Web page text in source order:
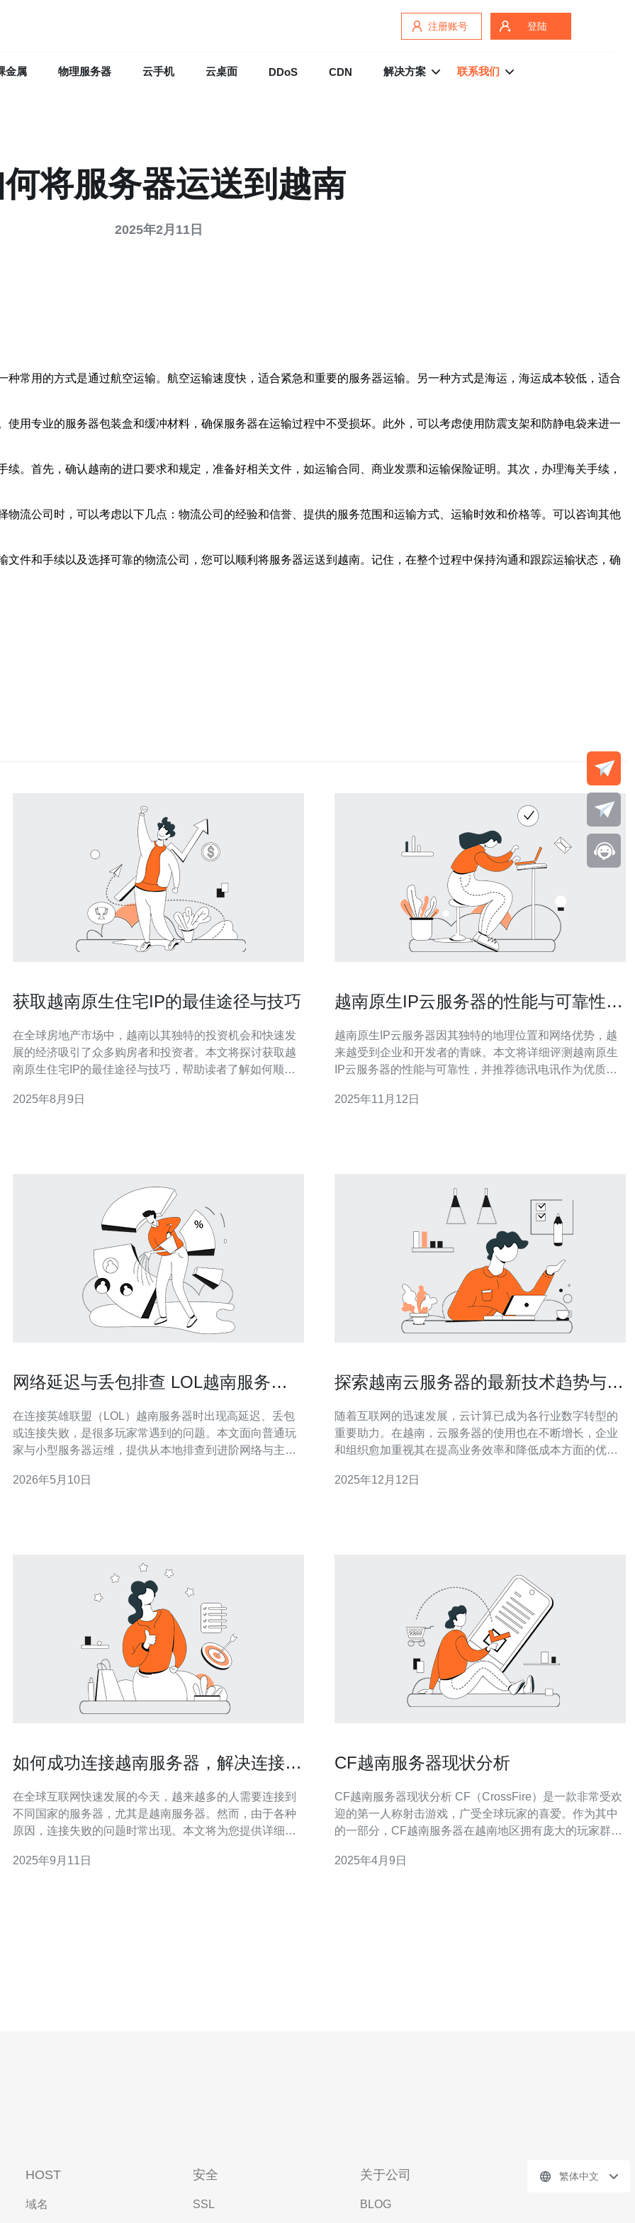
注册账号 登陆
金属 物理服务器 云手机 云桌面 DDoS CDN 解决方案 联系我们
将服务器运送到越南
2025年2月11日
常用的方式是通过航空运输。航空运输速度快，适合紧急和重要的服务器运输。另一种方式是海运，海运成本较低，适合
用专业的服务器包装盒和缓冲材料，确保服务器在运输过程中不受损坏。此外，可以考虑使用防震支架和防静电袋来进一
。首先，确认越南的进口要求和规定，准备好相关文件，如运输合同、商业发票和运输保险证明。其次，办理海关手续，
流公司时，可以考虑以下几点：物流公司的经验和信誉、提供的服务范围和运输方式、运输时效和价格等。可以咨询其他
件和手续以及选择可靠的物流公司，您可以顺利将服务器运送到越南。记住，在整个过程中保持沟通和跟踪运输状态，确
获取越南原生住宅IP的最佳途径与技巧
在全球房地产市场中，越南以其独特的投资机会和快速发
展的经济吸引了众多购房者和投资者。本文将探讨获取越
南原生住宅IP的最佳途径与技巧，帮助读者了解如何顺利
投资决策。 为什么选择越南原生住宅IP？ 越南正经历着快
2025年8月9日
越南原生IP云服务器的性能与可靠性评
越南原生IP云服务器因其独特的地理位置和网络优势，越
来越受到企业和开发者的青睐。本文将详细评测越南原生
IP云服务器的性能与可靠性，并推荐德讯电讯作为优质服
速度与稳定性 在选择云服务器时，性能是最重要的指标之
2025年11月12日
网络延迟与丢包排查 LOL越南服务器
在连接英雄联盟（LOL）越南服务器时出现高延迟、丢包
或连接失败，是很多玩家常遇到的问题。本文面向普通玩
家与小型服务器运维，提供从本地排查到进阶网络与主机
位问题并恢复稳定。 首先识别症状：是偶发的延迟抖动
2026年5月10日
探索越南云服务器的最新技术趋势与应
随着互联网的迅速发展，云计算已成为各行业数字转型的
重要助力。在越南，云服务器的使用也在不断增长，企业
和组织愈加重视其在提高业务效率和降低成本方面的优
场景及其未来发展方向。 越南云服务器的最新技术趋势是
2025年12月12日
如何成功连接越南服务器，解决连接失
在全球互联网快速发展的今天，越来越多的人需要连接到
不同国家的服务器，尤其是越南服务器。然而，由于各种
原因，连接失败的问题时常出现。本文将为您提供详细的
接失败的问题？ 连接越南服务器失败的原因可能有很多，
2025年9月11日
CF越南服务器现状分析
CF越南服务器现状分析 CF（CrossFire）是一款非常受欢
迎的第一人称射击游戏，广受全球玩家的喜爱。作为其中
的一部分，CF越南服务器在越南地区拥有庞大的玩家群
务器的性能是玩家体验的关键因素之一。根据最近的数据
2025年4月9日
HOST
域名
安全
SSL
关于公司
BLOG
繁体中文